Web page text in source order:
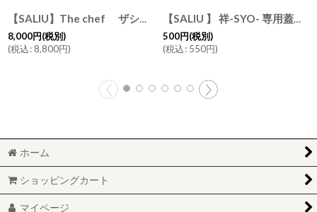
【SALIU】The chef ザシェフ 炭焼きグリル 小 水コンロ 美濃焼 日本製 おしゃれな生活
8,000円(税別)
(税込: 8,800円)
【SALIU 】 祥-SYO- 専用蓋 部品販売 パーツ 美濃焼 日本製
500円(税別)
(税込: 550円)
ホーム
ショッピングカート
マイページ